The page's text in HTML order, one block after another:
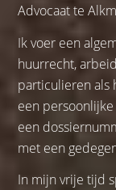
Advocaat te
Ik voer een
huurrecht,
particulieren als
een
een
met een
In mijn vrije tijd